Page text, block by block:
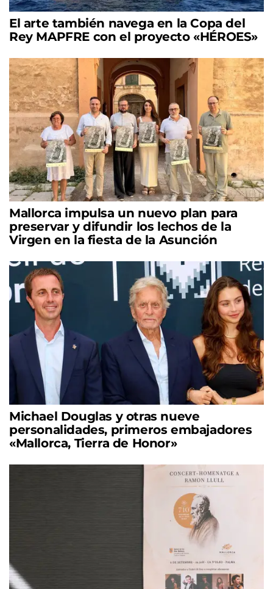
El arte también navega en la Copa del
Rey MAPFRE con el proyecto «HÉROES»
Mallorca impulsa un nuevo plan para
preservar y difundir los lechos de la
Virgen en la fiesta de la Asunción
Michael Douglas y otras nueve
personalidades, primeros embajadores
«Mallorca, Tierra de Honor»